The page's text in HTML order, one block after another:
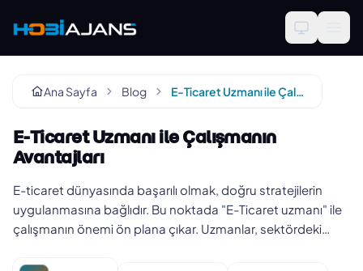
Ana Sayfa Blog E-Ticaret Uzmanı ile Çalışmanın Avantajları
E-Ticaret Uzmanı ile Çalışmanın
Avantajları
E-ticaret dünyasında başarılı olmak, doğru stratejilerin
uygulanmasına bağlıdır. Bu noktada "E-Ticaret uzmanı" ile
çalışmanın önemi ön plana çıkar. Uzmanlar, sektördeki